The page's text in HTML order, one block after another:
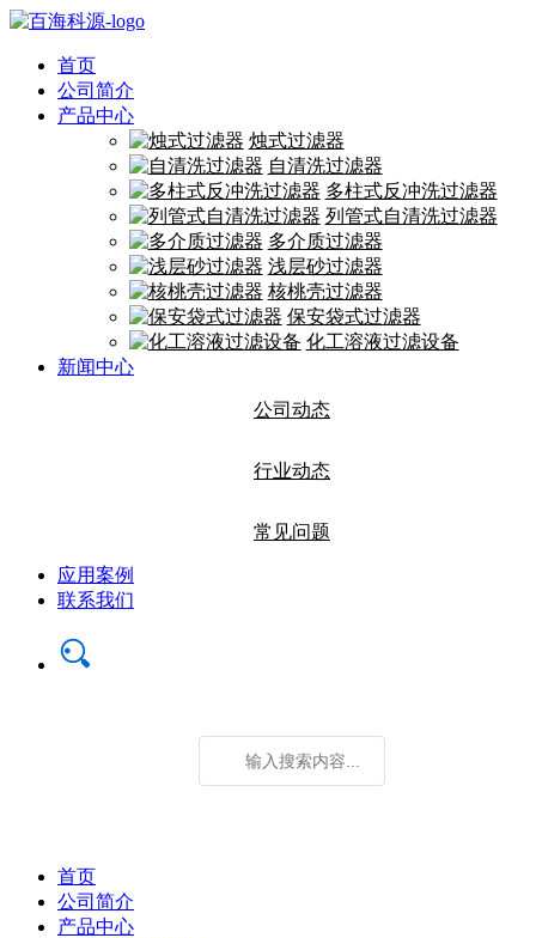
首页
公司简介
产品中心
烛式过滤器
自清洗过滤器
多柱式反冲洗过滤器
列管式自清洗过滤器
多介质过滤器
浅层砂过滤器
核桃壳过滤器
保安袋式过滤器
化工溶液过滤设备
新闻中心
公司动态
行业动态
常见问题
应用案例
联系我们
首页
公司简介
产品中心